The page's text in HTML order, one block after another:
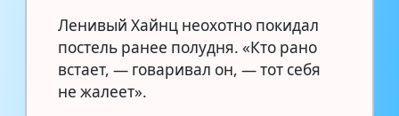
Ленивый Хайнц неохотно покидал
постель ранее полудня. «Кто рано
встает, — говаривал он, — тот себя
не жалеет».